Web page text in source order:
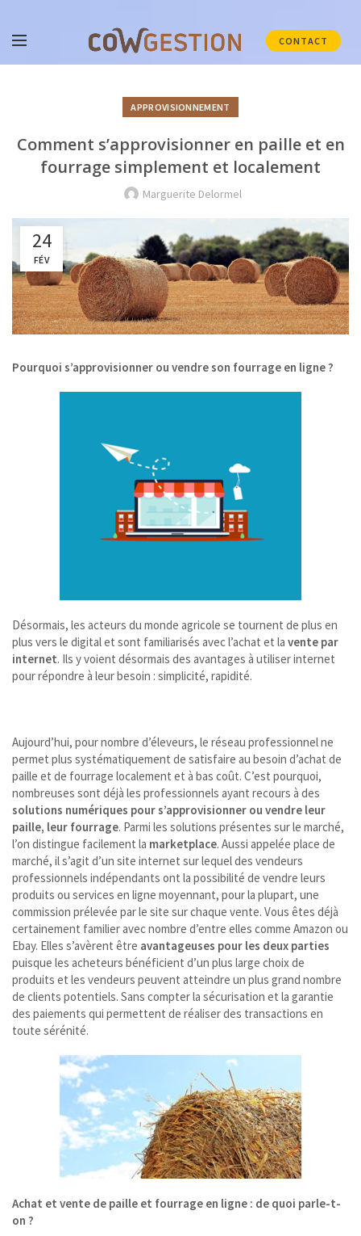
CONTACT
APPROVISIONNEMENT
Comment s’approvisionner en paille et en
fourrage simplement et localement
Marguerite Delormel
24
FÉV
Pourquoi s’approvisionner ou vendre son fourrage en ligne ?
Désormais, les acteurs du monde agricole se tournent de plus en
plus vers le digital et sont familiarisés avec l’achat et la vente par
internet. Ils y voient désormais des avantages à utiliser internet
pour répondre à leur besoin : simplicité, rapidité.
Aujourd’hui, pour nombre d’éleveurs, le réseau professionnel ne
permet plus systématiquement de satisfaire au besoin d’achat de
paille et de fourrage localement et à bas coût. C’est pourquoi,
nombreuses sont déjà les professionnels ayant recours à des
solutions numériques pour s’approvisionner ou vendre leur
paille, leur fourrage. Parmi les solutions présentes sur le marché,
l’on distingue facilement la marketplace. Aussi appelée place de
marché, il s’agit d’un site internet sur lequel des vendeurs
professionnels indépendants ont la possibilité de vendre leurs
produits ou services en ligne moyennant, pour la plupart, une
commission prélevée par le site sur chaque vente. Vous êtes déjà
certainement familier avec nombre d’entre elles comme Amazon ou
Ebay. Elles s’avèrent être avantageuses pour les deux parties
puisque les acheteurs bénéficient d’un plus large choix de
produits et les vendeurs peuvent atteindre un plus grand nombre
de clients potentiels. Sans compter la sécurisation et la garantie
des paiements qui permettent de réaliser des transactions en
toute sérénité.
Achat et vente de paille et fourrage en ligne : de quoi parle-t-
on ?